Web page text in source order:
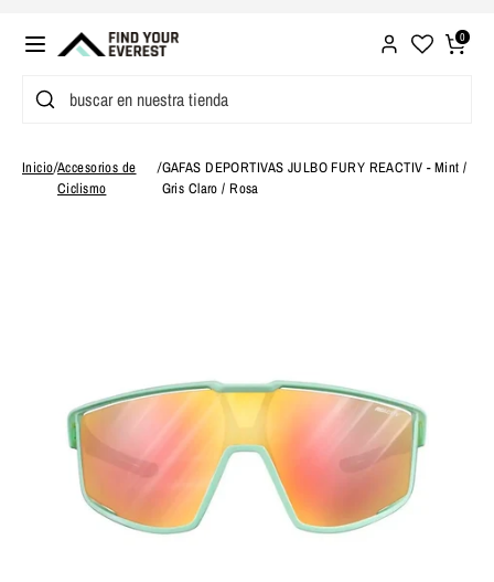
directamente
contenido
0
Buscarbuscar
tienda
Inicio/Accesorios de
Ciclismo
/GAFAS DEPORTIVAS JULBO FURY REACTIV - Mint /
Gris Claro / Rosa